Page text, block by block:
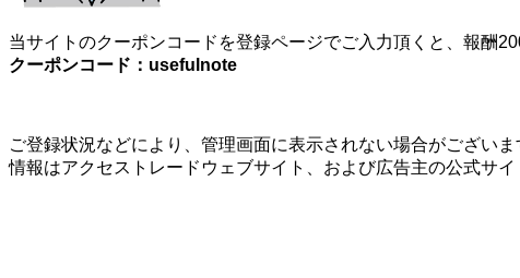
当サイトのクーポンコードを登録ページでご入力頂くと、報酬
クーポンコード：usefulnote
ご登録状況などにより、管理画面に表示されない場合がござい
情報はアクセストレードウェブサイト、および広告主の公式サイ